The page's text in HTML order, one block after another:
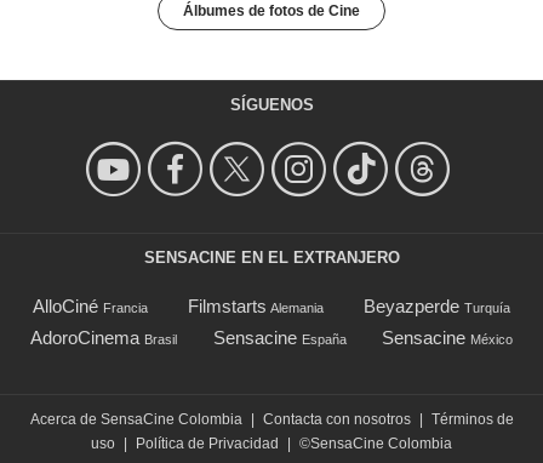
Álbumes de fotos de Cine
SÍGUENOS
SENSACINE EN EL EXTRANJERO
AlloCiné Francia Filmstarts Alemania Beyazperde Turquía
AdoroCinema Brasil Sensacine España Sensacine México
Acerca de SensaCine Colombia | Contacta con nosotros | Términos de
uso | Política de Privacidad | ©SensaCine Colombia